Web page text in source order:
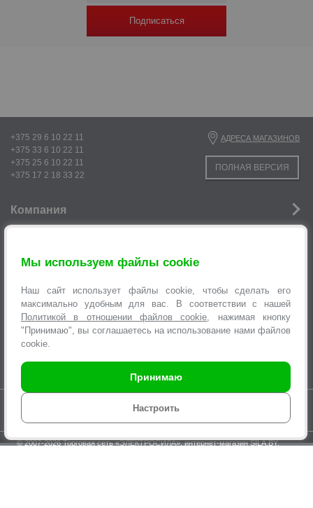
Подписаться
Мы используем файлы cookie
Наш сайт использует файлы cookie, чтобы сделать его
максимально удобным для вас. В соответствии с нашей
Политикой в отношении файлов cookie, нажимая кнопку
"Принимаю", вы соглашаетесь на использование нами файлов
cookie.
Настроить
Принимаю
+375 29 6 10 22 11
+375 33 6 10 22 11
+375 25 6 10 22 11
+375 17 2 18 33 22
АДРЕСА МАГАЗИНОВ
ПОЛНАЯ ВЕРСИЯ
Компания
Услуги
Оформление заявок
Время работы интернет-магазина с 9.00 до 21.00 без выходных
© 2007-2026 Торговая сеть «ЭЛЕКТРОСИЛА», интернет-магазин SILA.BY,